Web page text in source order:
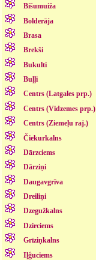
Bišumuiža
Bolderāja
Brasa
Brekši
Bukulti
Buļļi
Centrs (Latgales prp.)
Centrs (Vidzemes prp.)
Centrs (Ziemeļu raj.)
Čiekurkalns
Dārzciems
Dārziņi
Daugavgrīva
Dreiliņi
Dzegužkalns
Dzirciems
Grīziņkalns
Iļģuciems